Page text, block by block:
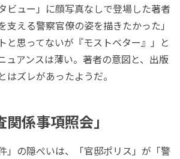
ビュー」に顔写真なしで登場した著者
支える警察官僚の姿を描きたかった」
と思ってないが『モストベター』」と
ュアンスは薄い。著者の意図と、出版
はズレがあったようだ。
係事項照会」
」の隠ぺいは、「官邸ポリス」が「警